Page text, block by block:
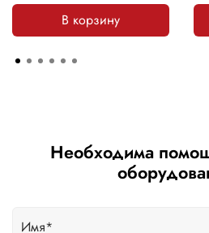
В корзину
Необходима